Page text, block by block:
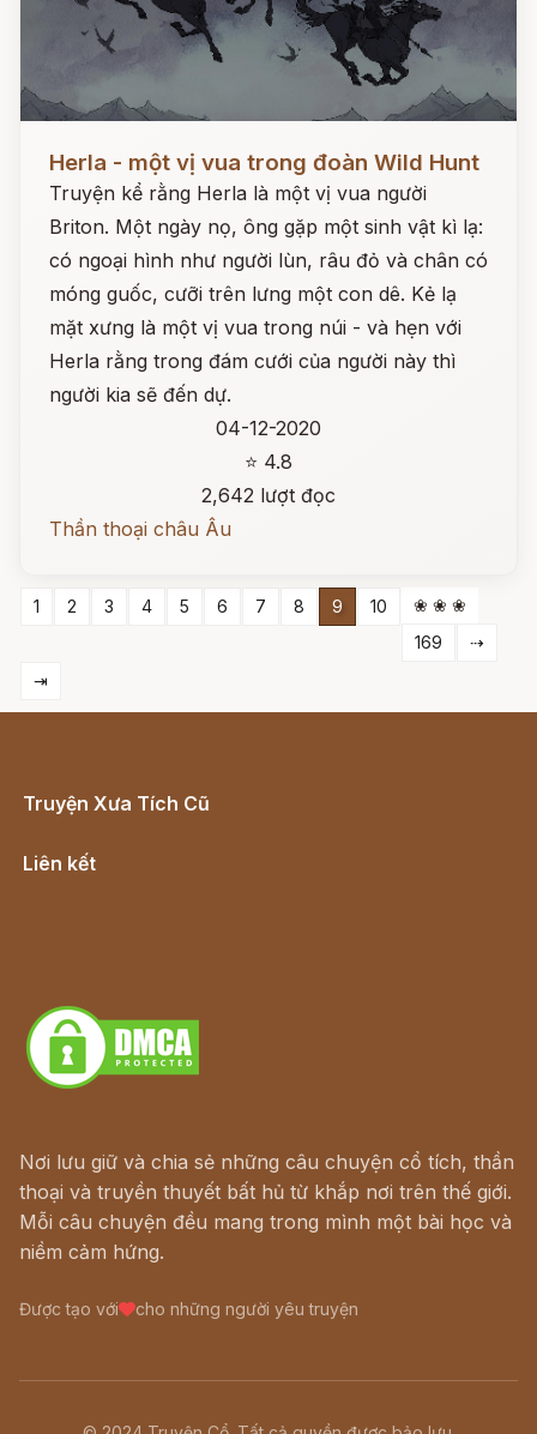
Herla - một vị vua trong đoàn Wild Hunt
Truyện kể rằng Herla là một vị vua người
Briton. Một ngày nọ, ông gặp một sinh vật kì lạ:
có ngoại hình như người lùn, râu đỏ và chân có
móng guốc, cưỡi trên lưng một con dê. Kẻ lạ
mặt xưng là một vị vua trong núi - và hẹn với
Herla rằng trong đám cưới của người này thì
người kia sẽ đến dự.
04-12-2020
⭐ 4.8
2,642 lượt đọc
Thần thoại châu Âu
1 2 3 4 5 6 7 8 9 10
❀ ❀ ❀
169
⇢
⇥
Truyện Xưa Tích Cũ
Liên kết
Nơi lưu giữ và chia sẻ những câu chuyện cổ tích, thần
thoại và truyền thuyết bất hủ từ khắp nơi trên thế giới.
Mỗi câu chuyện đều mang trong mình một bài học và
niềm cảm hứng.
Được tạo với cho những người yêu truyện